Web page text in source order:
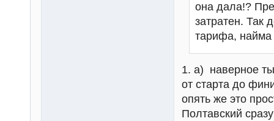
она дала!?
затратен. Так
тарифа, найма
1. а) наверное ты
от старта до
опять же это
Полтавский